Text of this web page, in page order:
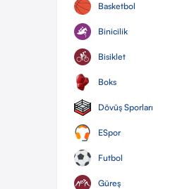
Basketbol
Binicilik
Bisiklet
Boks
Dövüş Sporları
ESpor
Futbol
Güreş